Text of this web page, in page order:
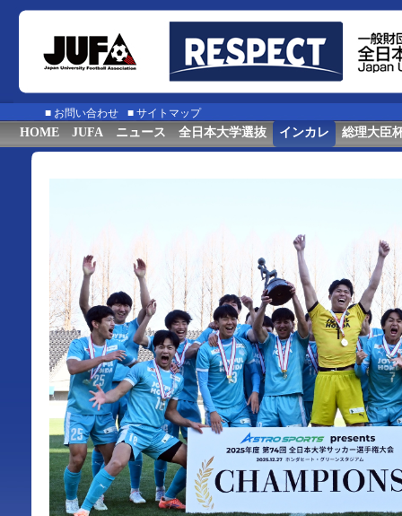
■ お問い合わせ ■ サイトマップ
HOME JUFA ニュース 全日本大学選抜 インカレ 総理大臣